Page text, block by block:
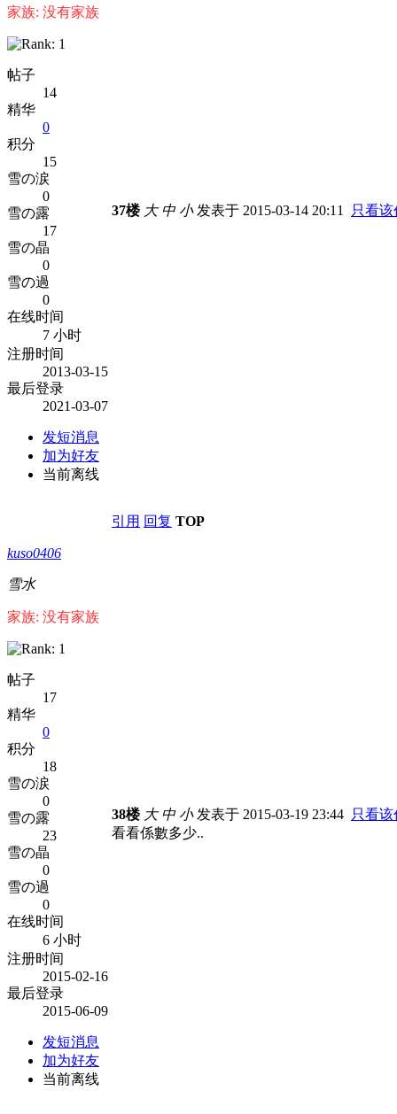
家族: 没有家族
帖子
14
精华
0
积分
15
雪の涙
0
雪の露
17
雪の晶
0
雪の過
0
在线时间
7 小时
注册时间
2013-03-15
最后登录
2021-03-07
发短消息
加为好友
当前离线
37楼 大 中 小发表于 2015-03-14 20:11 只看该
引用 回复 TOP
kuso0406
雪水
家族: 没有家族
帖子
17
精华
0
积分
18
雪の涙
0
雪の露
23
雪の晶
0
雪の過
0
在线时间
6 小时
注册时间
2015-02-16
最后登录
2015-06-09
发短消息
加为好友
当前离线
38楼 大 中 小发表于 2015-03-19 23:44 只看该
看看係數多少..